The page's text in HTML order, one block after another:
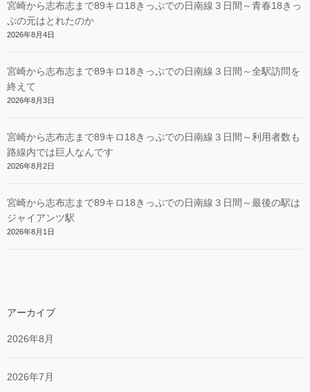
宮崎から志布志まで89キロ18きっぷでの日南線３日間～青春18きっ
ぷの元はとれたのか
2026年8月4日
宮崎から志布志まで89キロ18きっぷでの日南線３日間～全駅訪問を
終えて
2026年8月3日
宮崎から志布志まで89キロ18きっぷでの日南線３日間～利用者数も
路線内では巨人なんです
2026年8月2日
宮崎から志布志まで89キロ18きっぷでの日南線３日間～最後の駅は
ジャイアンツ駅
2026年8月1日
アーカイブ
2026年8月
2026年7月